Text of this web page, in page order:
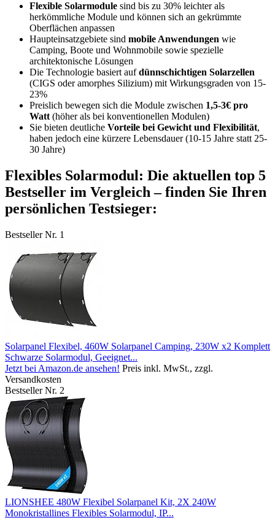
Flexible Solarmodule sind bis zu 30% leichter als
herkömmliche Module und können sich an gekrümmte
Oberflächen anpassen
Haupteinsatzgebiete sind mobile Anwendungen wie
Camping, Boote und Wohnmobile sowie spezielle
architektonische Lösungen
Die Technologie basiert aufdünnschichtigen Solarzellen
(CIGS oder amorphes Silizium) mit Wirkungsgraden von 15-
23%
Preislich bewegen sich die Module zwischen 1,5-3€ pro
Watt (höher als bei konventionellen Modulen)
Sie bieten deutliche Vorteile bei Gewicht und Flexibilität,
haben jedoch eine kürzere Lebensdauer (10-15 Jahre statt 25-
30 Jahre)
Flexibles Solarmodul: Die aktuellen top 5
Bestseller im Vergleich – finden Sie Ihren
persönlichen Testsieger:
Bestseller Nr. 1
Solarpanel Flexibel, 460W Solarpanel Camping, 230W x2 Komplett
Schwarze Solarmodul, Geeignet...
Jetzt bei Amazon.de ansehen! Preis inkl. MwSt., zzgl.
Versandkosten
Bestseller Nr. 2
LIONSHEE 480W Flexibel Solarpanel Kit, 2X 240W
Monokristallines Flexibles Solarmodul, IP...